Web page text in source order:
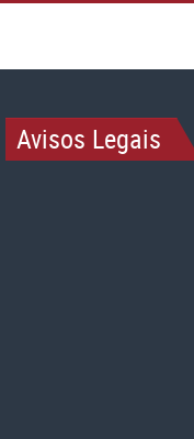
Avisos Legais